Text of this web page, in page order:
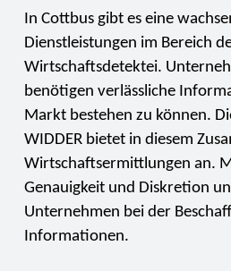
In Cottbus gibt es eine
Dienstleistungen im Bereich
Wirtschaftsdetektei.
benötigen verlässliche
Markt bestehen zu können.
WIDDER bietet in diesem
Wirtschaftsermittlungen an.
Genauigkeit und Diskretion
Unternehmen bei der
Informationen.